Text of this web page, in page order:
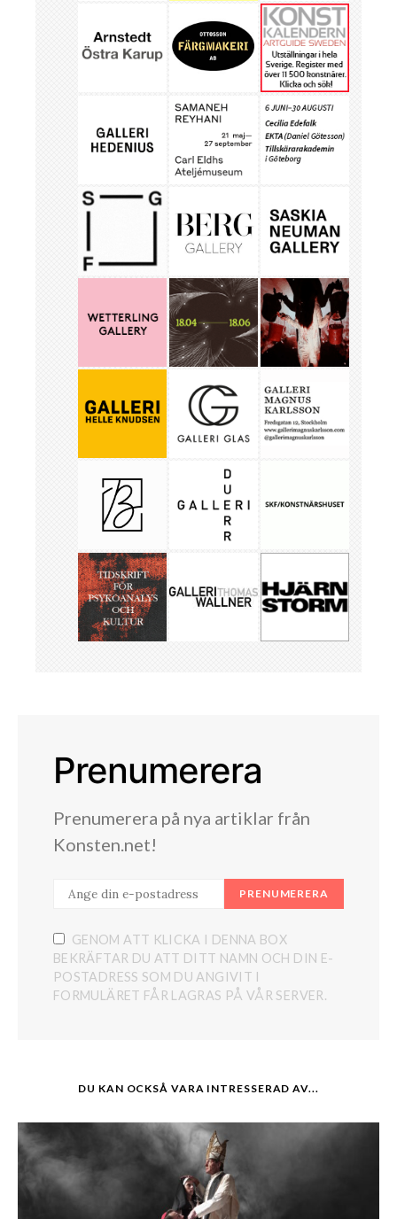
Prenumerera
Prenumerera på nya artiklar från
Konsten.net!
PRENUMERERA
GENOM ATT KLICKA I DENNA BOX
BEKRÄFTAR DU ATT DITT NAMN OCH DIN E-
POSTADRESS SOM DU ANGIVIT I
FORMULÄRET FÅR LAGRAS PÅ VÅR SERVER.
DU KAN OCKSÅ VARA INTRESSERAD AV...